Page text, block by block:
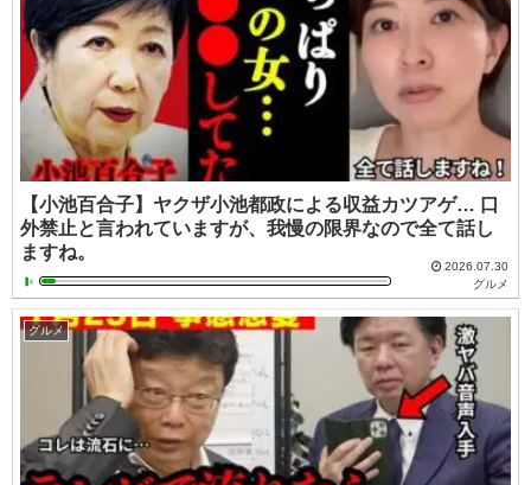
【小池百合子】ヤクザ小池都政による収益カツアゲ… 口
外禁止と言われていますが、我慢の限界なので全て話し
ますね。
2026.07.30
グルメ
グルメ